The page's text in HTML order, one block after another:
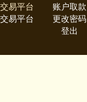
易平台
易平台
账户取款
更改密码
登出